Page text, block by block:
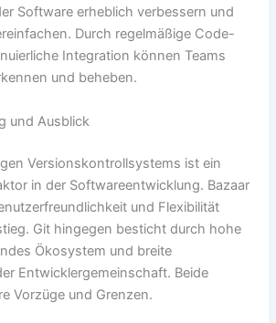
Software erheblich verbessern und
Durch regelmäßige Code-
Integration können Teams
und beheben.
und Ausblick
Versionskontrollsystems ist ein
in der Softwareentwicklung. Bazaar
und Flexibilität
Git hingegen besticht durch hohe
Ökosystem und breite
Entwicklergemeinschaft. Beide
Vorzüge und Grenzen.